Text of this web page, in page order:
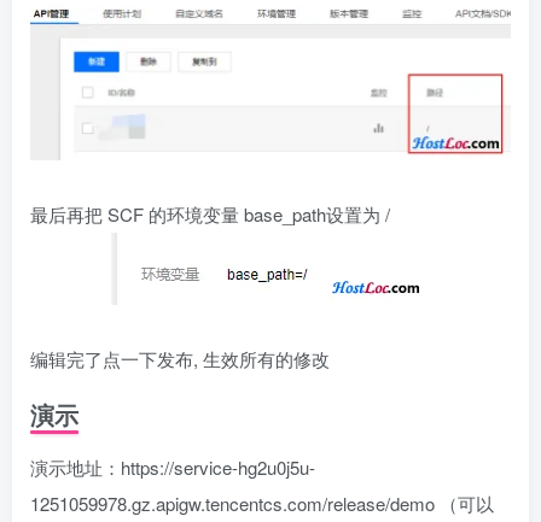
最后再把 SCF 的环境变量 base_path设置为 /
编辑完了点一下发布, 生效所有的修改
演示
演示地址：https://service-hg2u0j5u-
1251059978.gz.apigw.tencentcs.com/release/demo （可以